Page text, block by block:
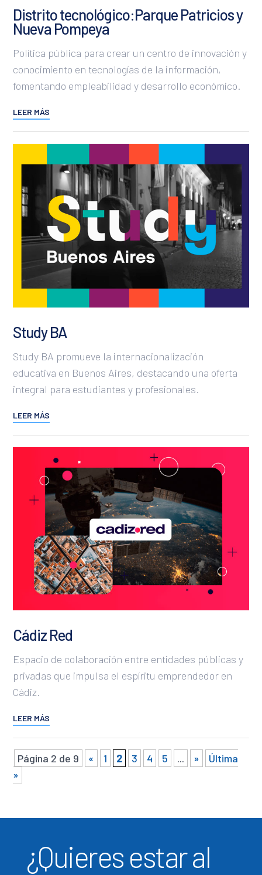
Distrito tecnológico:Parque Patricios y
Nueva Pompeya
Política pública para crear un centro de innovación y
conocimiento en tecnologías de la información,
fomentando empleabilidad y desarrollo económico.
LEER MÁS
Study BA
Study BA promueve la internacionalización
educativa en Buenos Aires, destacando una oferta
integral para estudiantes y profesionales.
LEER MÁS
Cádiz Red
Espacio de colaboración entre entidades públicas y
privadas que impulsa el espíritu emprendedor en
Cádiz.
LEER MÁS
Página 2 de 9 « 1 2 3 4 5 ... »
Última
»
¿Quieres estar al